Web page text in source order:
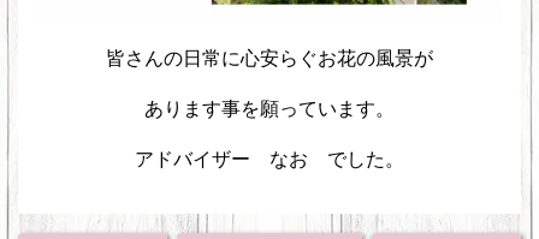
皆さんの日常に心安らぐお花の風景が
あります事を願っています。
アドバイザー なお でした。